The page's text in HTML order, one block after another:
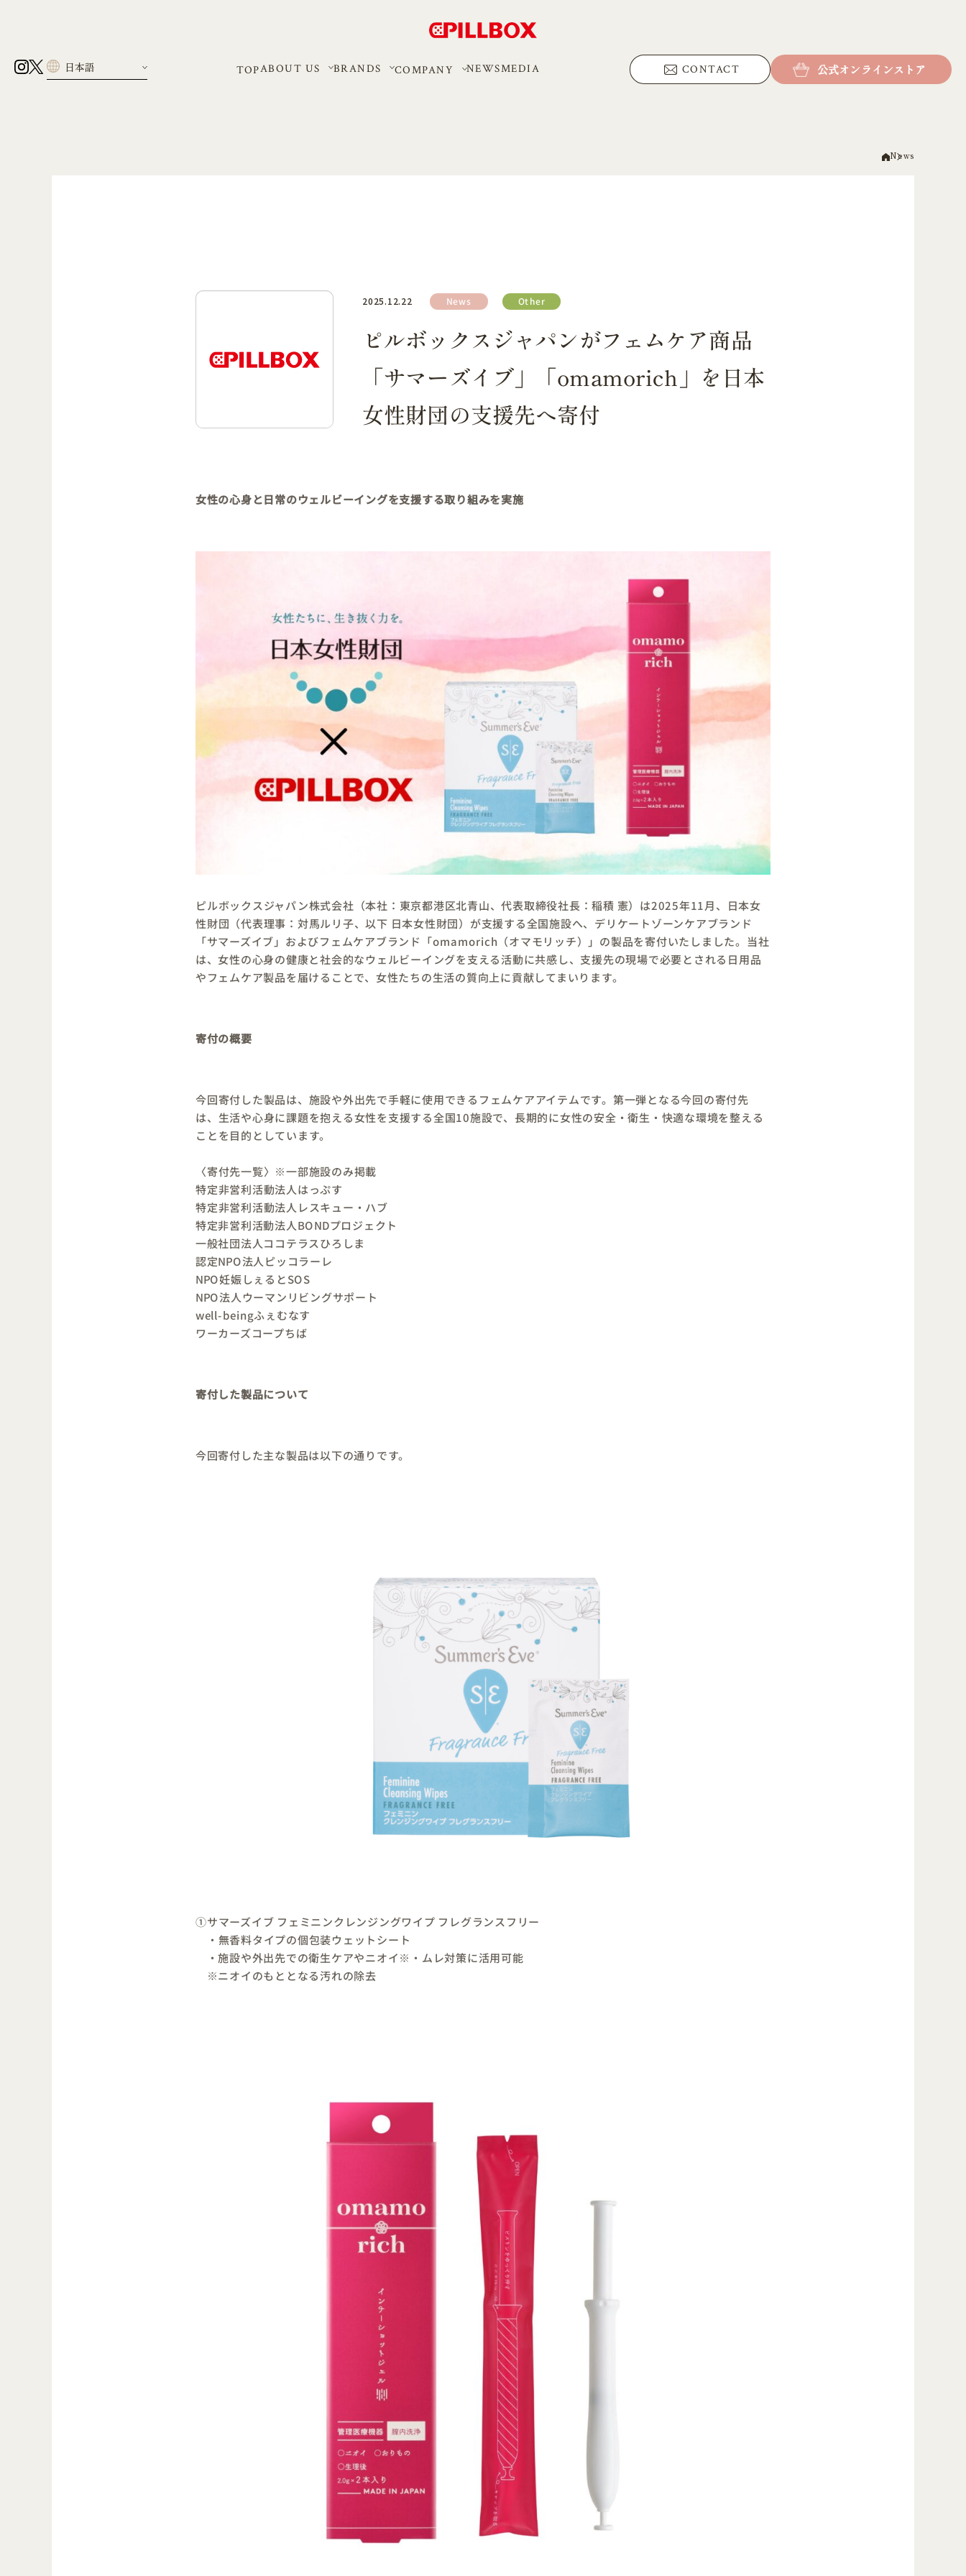
TOPABOUT US BRANDS COMPANY NEWSMEDIA CONTACT 公式オンラインストア
News
2025.12.22 News Other
ピルボックスジャパンがフェムケア商品
「サマーズイブ」「omamorich」を日本
女性財団の支援先へ寄付
女性の心身と日常のウェルビーイングを支援する取り組みを実施
ピルボックスジャパン株式会社（本社：東京都港区北青山、代表取締役社長：稲積 憲）は2025年11月、日本女
性財団（代表理事：対馬ルリ子、以下 日本女性財団）が支援する全国施設へ、デリケートゾーンケアブランド
「サマーズイブ」およびフェムケアブランド「omamorich（オマモリッチ）」の製品を寄付いたしました。当社
は、女性の心身の健康と社会的なウェルビーイングを支える活動に共感し、支援先の現場で必要とされる日用品
やフェムケア製品を届けることで、女性たちの生活の質向上に貢献してまいります。
寄付の概要
今回寄付した製品は、施設や外出先で手軽に使用できるフェムケアアイテムです。第一弾となる今回の寄付先
は、生活や心身に課題を抱える女性を支援する全国10施設で、長期的に女性の安全・衛生・快適な環境を整える
ことを目的としています。
〈寄付先一覧〉※一部施設のみ掲載
特定非営利活動法人はっぷす
特定非営利活動法人レスキュー・ハブ
特定非営利活動法人BONDプロジェクト
一般社団法人ココテラスひろしま
認定NPO法人ピッコラーレ
NPO妊娠しぇるとSOS
NPO法人ウーマンリビングサポート
well-beingふぇむなす
ワーカーズコープちば
寄付した製品について
今回寄付した主な製品は以下の通りです。
①サマーズイブ フェミニンクレンジングワイプ フレグランスフリー
・無香料タイプの個包装ウェットシート
・施設や外出先での衛生ケアやニオイ※・ムレ対策に活用可能
※ニオイのもととなる汚れの除去